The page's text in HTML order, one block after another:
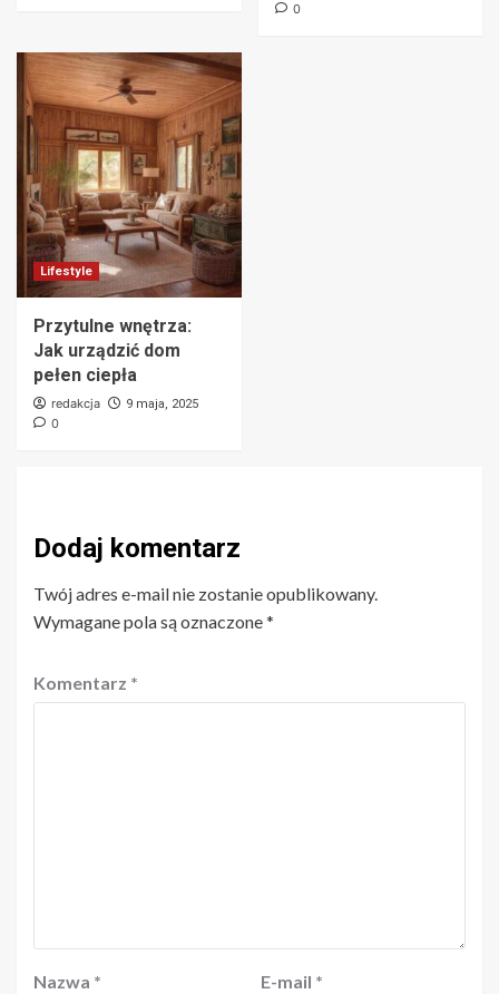
0
Lifestyle
Przytulne wnętrza:
Jak urządzić dom
pełen ciepła
redakcja 9 maja, 2025
0
Dodaj komentarz
Twój adres e-mail nie zostanie opublikowany.
Wymagane pola są oznaczone*
Komentarz *
Nazwa * E-mail *